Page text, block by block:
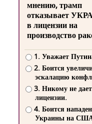
мнению, трамп
отказывает
в лицензии на
производство
1. Уважает
2. Боится
эскалацию
3. Никому не
лицензии.
4. Боится
Украины на